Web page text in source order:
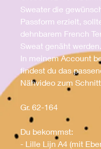
Sweater die
Passform erzielt,
dehnbarem French
Sweat genäht werden.
In meinem Account
findest du das
Nähvideo zum Schnitt.
Gr. 62-164
Du bekommst:
- Lille Lijn A4 (mit